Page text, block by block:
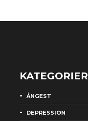
KATEGORIER
ÅNGEST
DEPRESSION